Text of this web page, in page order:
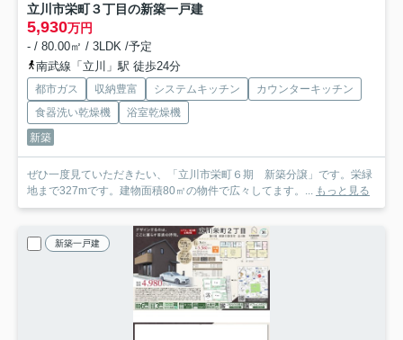
立川市栄町３丁目の新築一戸建
5,930万円
- / 80.00㎡ / 3LDK /予定
南武線「立川」駅 徒歩24分
都市ガス 収納豊富 システムキッチン
カウンターキッチン
食器洗い乾燥機
浴室乾燥機
新築
ぜひ一度見ていただきたい、「立川市栄町６期 新築分譲」です。栄緑
地まで327mです。建物面積80㎡の物件で広々してます。... もっと見る
新築一戸建